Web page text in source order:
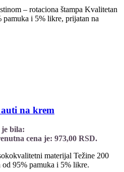
– rotaciona štampa Kvalitetan
pamuka i 5% likre, prijatan na
na krem
bila:
cena je: 973,00 RSD.
materijal Težine 200
od 95% pamuka i 5% likre.